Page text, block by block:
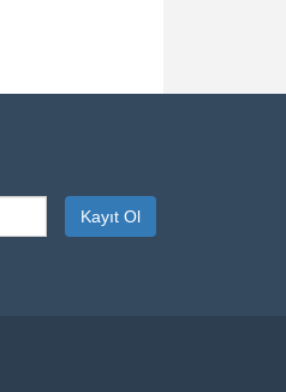
Kayıt Ol